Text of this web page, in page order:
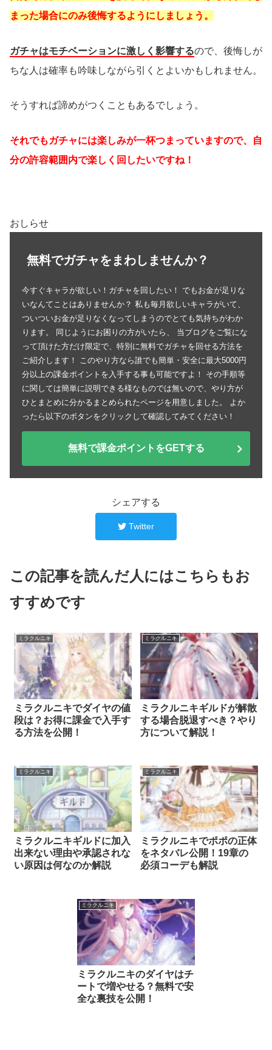
まった場合にのみ後悔するようにしましょう。
ガチャはモチベーションに激しく影響するので、後悔しが
ちな人は確率も吟味しながら引くとよいかもしれません。
そうすれば諦めがつくこともあるでしょう。
それでもガチャには楽しみが一杯つまっていますので、自
分の許容範囲内で楽しく回したいですね！
おしらせ
無料でガチャをまわしませんか？
今すぐキャラが欲しい！ガチャを回したい！ でもお金が足りな
いなんてことはありませんか？ 私も毎月欲しいキャラがいて、
ついついお金が足りなくなってしまうのでとても気持ちがわか
ります。 同じようにお困りの方がいたら、 当ブログをご覧にな
って頂けた方だけ限定で、特別に無料でガチャを回せる方法を
ご紹介します！ このやり方なら誰でも簡単・安全に最大5000円
分以上の課金ポイントを入手する事も可能ですよ！ その手順等
に関しては簡単に説明できる様なものでは無いので、やり方が
ひとまとめに分かるまとめられたページを用意しました。 よか
ったら以下のボタンをクリックして確認してみてください！
無料で課金ポイントをGETする
シェアする
Twitter
この記事を読んだ人にはこちらもお
すすめです
ミラクルニキ
ミラクルニキでダイヤの値
段は？お得に課金で入手す
る方法を公開！
ミラクルニキ
ミラクルニキギルドが解散
する場合脱退すべき？やり
方について解説！
ミラクルニキ
ミラクルニキギルドに加入
出来ない理由や承認されな
い原因は何なのか解説
ミラクルニキ
ミラクルニキでポポの正体
をネタバレ公開！19章の
必須コーデも解説
ミラクルニキ
ミラクルニキのダイヤはチ
ートで増やせる？無料で安
全な裏技を公開！